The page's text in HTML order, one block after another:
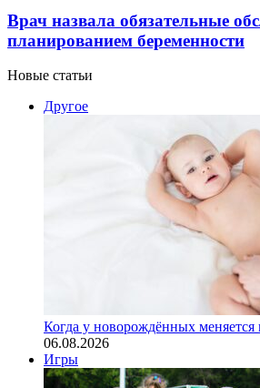
Врач назвала обязательные
планированием беременности
Новые статьи
Другое
Когда у новорождённых меняется
06.08.2026
Игры